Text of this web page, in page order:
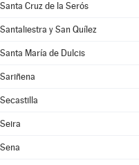
Santa Cruz de la Serós
Santaliestra y San Quílez
Santa María de Dulcis
Sariñena
Secastilla
Seira
Sena